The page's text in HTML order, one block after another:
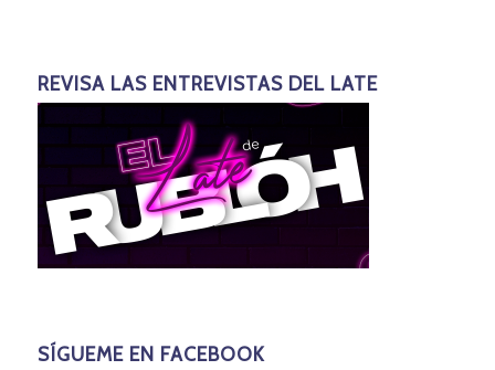
REVISA LAS ENTREVISTAS DEL LATE
SÍGUEME EN FACEBOOK